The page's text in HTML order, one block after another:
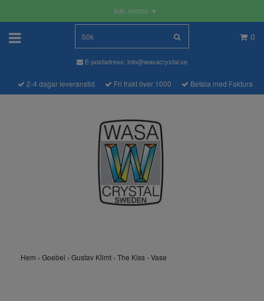
Inkl. moms ▾
0
E-postadress: info@wasacrystal.se
2-4 dagar leveranstid Fri frakt över 1000 Betala med Faktura
Hem › Goebel › Gustav Klimt › The Kiss - Vase